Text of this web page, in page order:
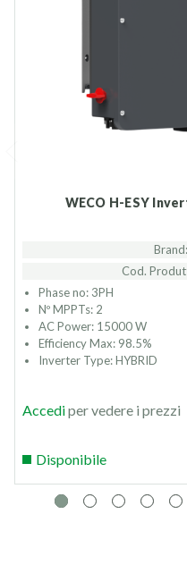
WECO H-ESY
Cod.
Phase no: 3PH
Nº MPPTs: 2
AC Power: 15000 W
Efficiency Max: 98.5%
Inverter Type: HYBRID
Accediper vedere i prezzi
Disponibile